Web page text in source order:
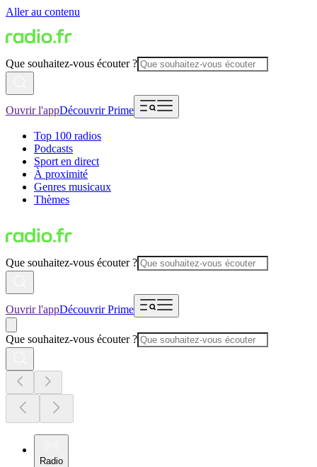
Aller au contenu
Que souhaitez-vous écouter ?
Ouvrir l'appDécouvrir Prime
Top 100 radios
Podcasts
Sport en direct
À proximité
Genres musicaux
Thèmes
Que souhaitez-vous écouter ?
Ouvrir l'appDécouvrir Prime
Que souhaitez-vous écouter ?
Radio